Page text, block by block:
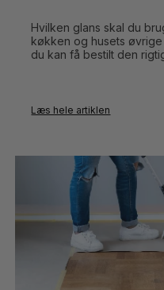
Hvilken glans skal du
køkken og husets
du kan få bestilt den
Læs hele artiklen